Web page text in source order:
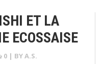
ET LA
ECOSSAISE
0 | BYA.S.